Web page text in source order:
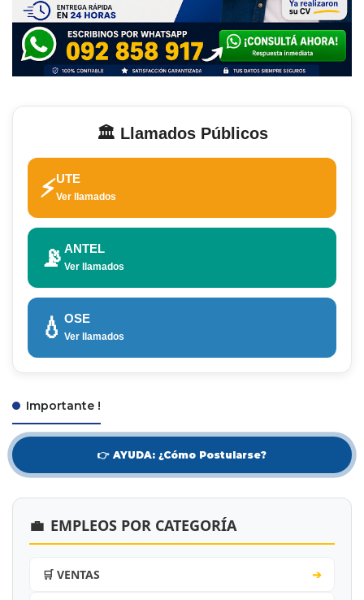
🏛️ Llamados Públicos
⚡UTE
Ver llamados
📡 ANTEL
Ver llamados
💧 OSE
Ver llamados
Importante !
👉 AYUDA: ¿Cómo Postularse?
💼 EMPLEOS POR CATEGORÍA
🛒 VENTAS ➔